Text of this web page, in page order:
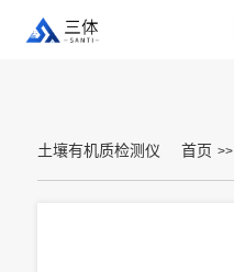
土壤有机质检测仪 首页 >>